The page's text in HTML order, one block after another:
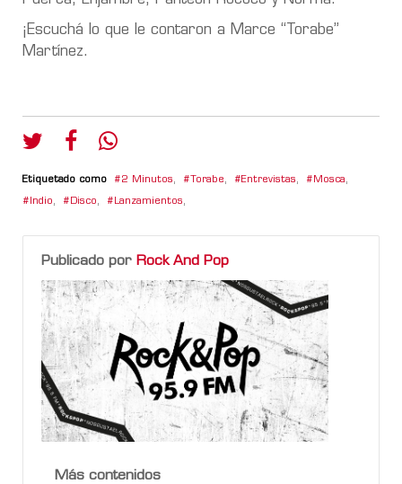
¡Escuchá lo que le contaron a Marce “Torabe”
Martínez.
Etiquetado como 2 Minutos, Torabe, Entrevistas, Mosca,
Indio, Disco, Lanzamientos,
Publicado por Rock And Pop
Más contenidos